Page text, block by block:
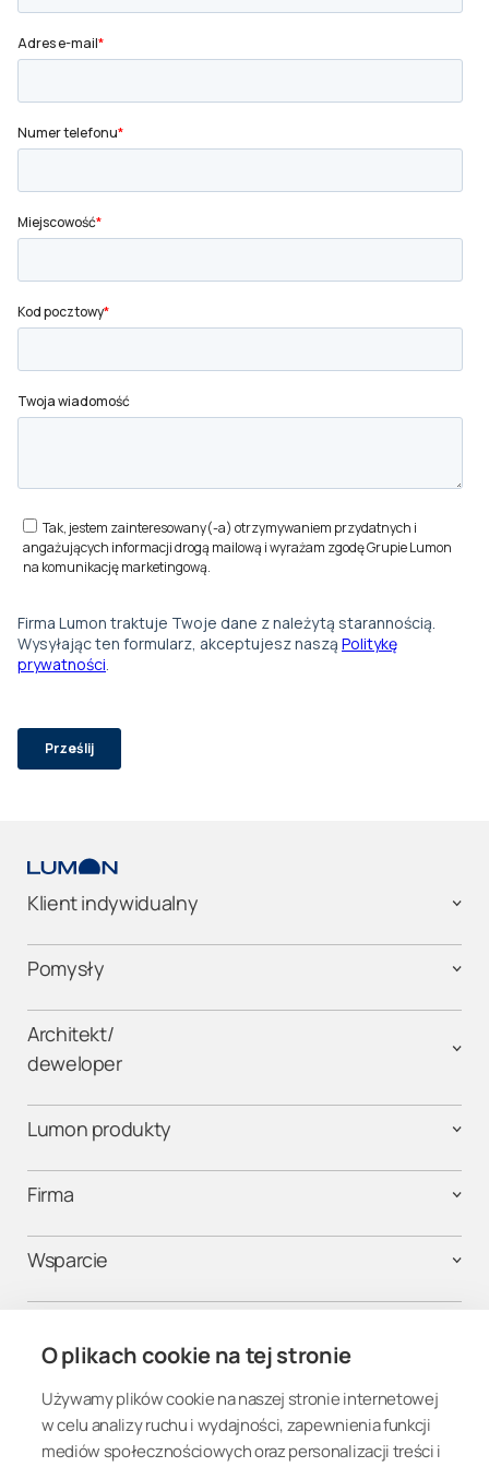
O plikach cookie na tej stronie
Używamy plików cookie na naszej stronie internetowej
w celu analizy ruchu i wydajności, zapewnienia funkcji
mediów społecznościowych oraz personalizacji treści i
Firma
SKONTAKTUJ SIĘ Z NAMI
Klient indywidualny
Pomysły
Architekt/
deweloper
Lumon produkty
Firma
Wsparcie
Połącz się